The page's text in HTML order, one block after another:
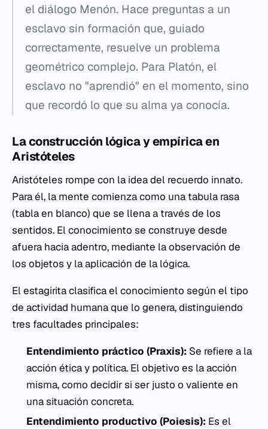
el diálogo Menón. Hace preguntas a un
esclavo sin formación que, guiado
correctamente, resuelve un problema
geométrico complejo. Para Platón, el
esclavo no "aprendió" en el momento, sino
que recordó lo que su alma ya conocía.
La construcción lógica y empírica en
Aristóteles
Aristóteles rompe con la idea del recuerdo innato.
Para él, la mente comienza como una tabula rasa
(tabla en blanco) que se llena a través de los
sentidos. El conocimiento se construye desde
afuera hacia adentro, mediante la observación de
los objetos y la aplicación de la lógica.
El estagirita clasifica el conocimiento según el tipo
de actividad humana que lo genera, distinguiendo
tres facultades principales:
Entendimiento práctico (Praxis): Se refiere a la
acción éticay política. El objetivo es la acción
misma, como decidir si ser justo o valiente en
una situación concreta.
Entendimiento productivo (Poiesis): Es el